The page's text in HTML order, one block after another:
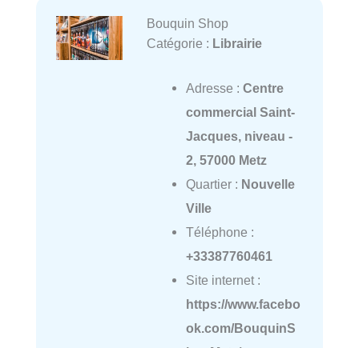
Bouquin Shop
Catégorie : Librairie
Adresse : Centre
commercial Saint-
Jacques, niveau -
2, 57000 Metz
Quartier : Nouvelle
Ville
Téléphone :
+33387760461
Site internet :
https://www.facebo
ok.com/BouquinS